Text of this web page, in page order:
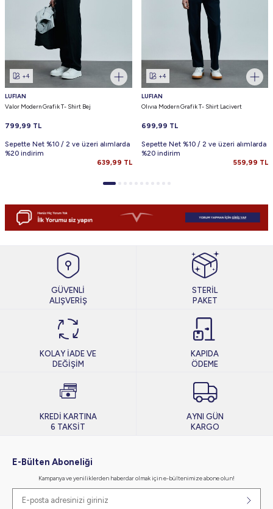
+4
LUFIAN
Valor Modern Grafik T- Shirt Bej
799,99 TL
Sepette Net %10 / 2 ve üzeri alımlarda
%20 indirim
639,99 TL
+4
LUFIAN
Olıvıa Modern Grafik T- Shirt Lacivert
699,99 TL
Sepette Net %10 / 2 ve üzeri alımlarda
%20 indirim
559,99 TL
GÜVENLİ
ALIŞVERİŞ
STERİL
PAKET
KOLAY İADE VE
DEĞİŞİM
KAPIDA
ÖDEME
KREDİ KARTINA
6 TAKSİT
AYNI GÜN
KARGO
E-Bülten Aboneliği
Kampanya ve yeniliklerden haberdar olmak için e-bültenimize abone olun!